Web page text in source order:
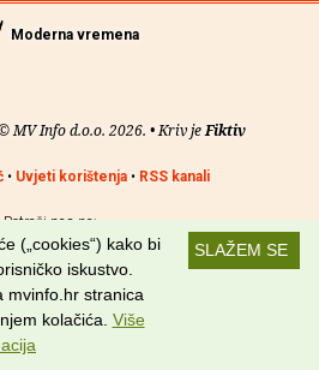
Moderna vremena
MV Info d.o.o. 2026. • Kriv jeFiktiv
• Uvjeti korištenja• RSS kanali
Potraži nas na:
SLAŽEM SE
(„cookies“) kako bi
iskustvo.
mvinfo.hr stranica
kolačića. Više